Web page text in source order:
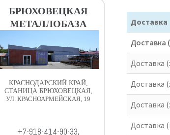
и
г
ц
и
е
р
и
м
м
у
Доставка
Доставка
Доставка
Доставка
Доставка
Доставка
БРЮХОВЕЦКАЯ
МЕТАЛЛОБАЗА
КРАСНОДАРСКИЙ КРАЙ,
СТАНИЦА БРЮХОВЕЦКАЯ,
УЛ. КРАСНОАРМЕЙСКАЯ, 19
+7-918-414-90-33,